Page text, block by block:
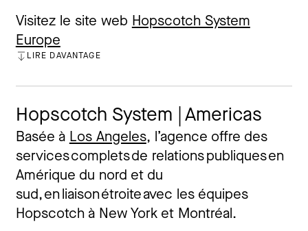
Visitez le site web Hopscotch System
Europe
LIRE DAVANTAGE
Hopscotch System | Americas
Basée à Los Angeles, l’agence offre des
services complets de relations publiques en
Amérique du nord et du
sud, en liaison étroite avec les équipes
Hopscotch à New York et Montréal.